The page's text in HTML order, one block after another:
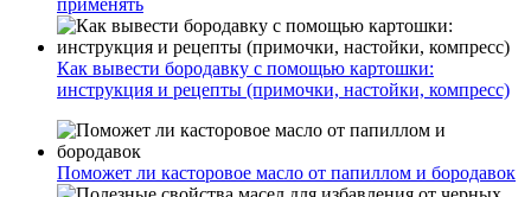
Как вывести бородавку с помощью картошки:
инструкция и рецепты (примочки, настойки, компресс)
Поможет ли касторовое масло от папиллом и бородавок